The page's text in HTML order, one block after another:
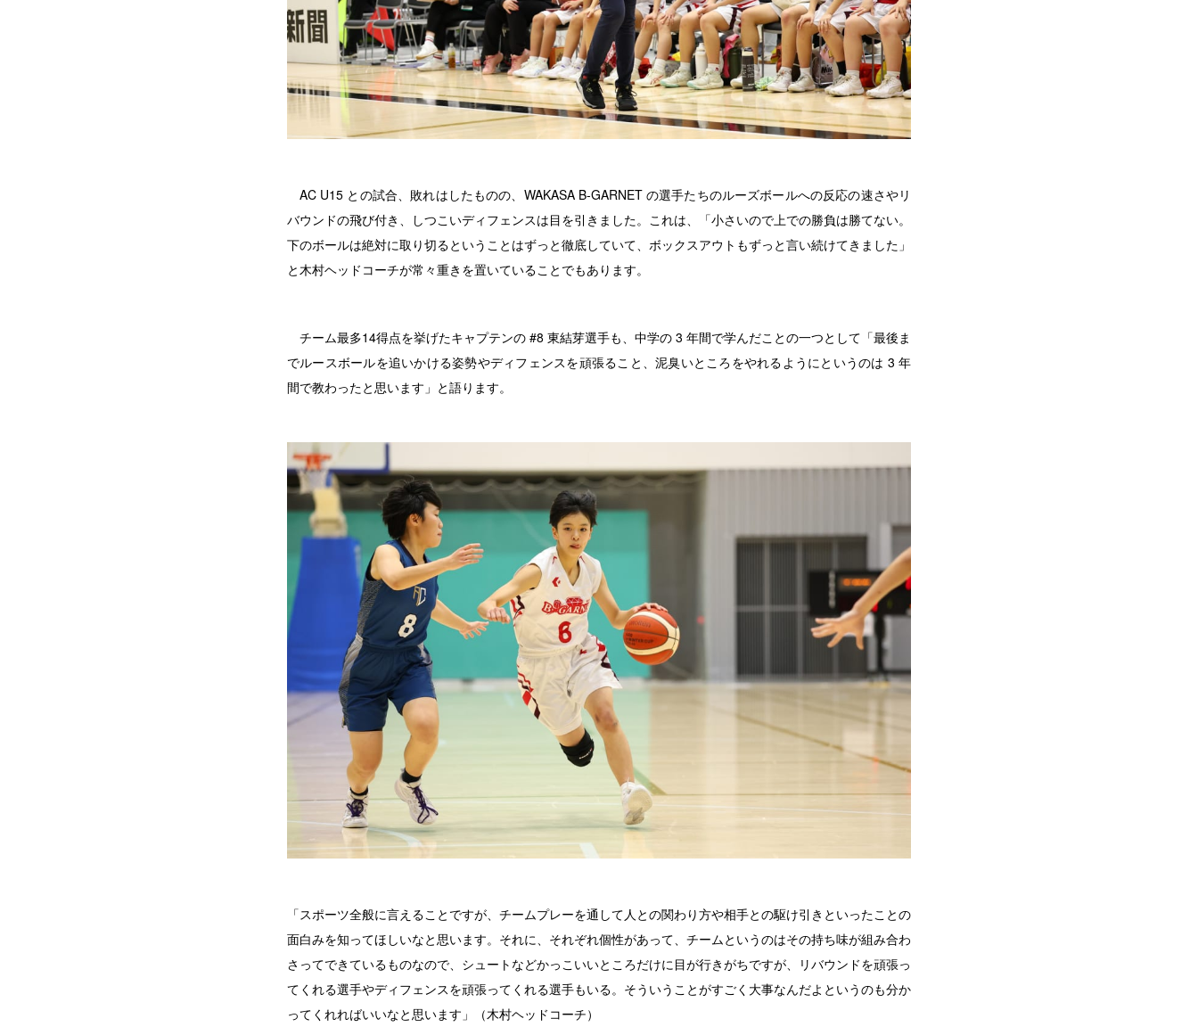
AC U15 との試合、敗れはしたものの、WAKASA B-GARNET の選手たちのルーズボールへの反応の速さやリ
バウンドの飛び付き、しつこいディフェンスは目を引きました。これは、「小さいので上での勝負は勝てない。
下のボールは絶対に取り切るということはずっと徹底していて、ボックスアウトもずっと言い続けてきました」
と木村ヘッドコーチが常々重きを置いていることでもあります。
チーム最多14得点を挙げたキャプテンの #8 東結芽選手も、中学の 3 年間で学んだことの一つとして「最後ま
でルースボールを追いかける姿勢やディフェンスを頑張ること、泥臭いところをやれるようにというのは 3 年
間で教わったと思います」と語ります。
「スポーツ全般に言えることですが、チームプレーを通して人との関わり方や相手との駆け引きといったことの
面白みを知ってほしいなと思います。それに、それぞれ個性があって、チームというのはその持ち味が組み合わ
さってできているものなので、シュートなどかっこいいところだけに目が行きがちですが、リバウンドを頑張っ
てくれる選手やディフェンスを頑張ってくれる選手もいる。そういうことがすごく大事なんだよというのも分か
ってくれればいいなと思います」（木村ヘッドコーチ）